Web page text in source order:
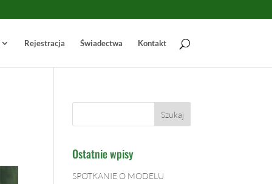
Rejestracja Świadectwa Kontakt
Ostatnie wpisy
SPOTKANIE O MODELU